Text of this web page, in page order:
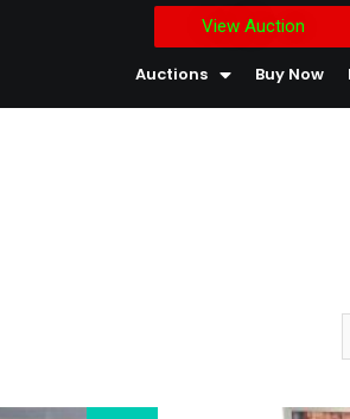
View Auction
Auctions Buy Now